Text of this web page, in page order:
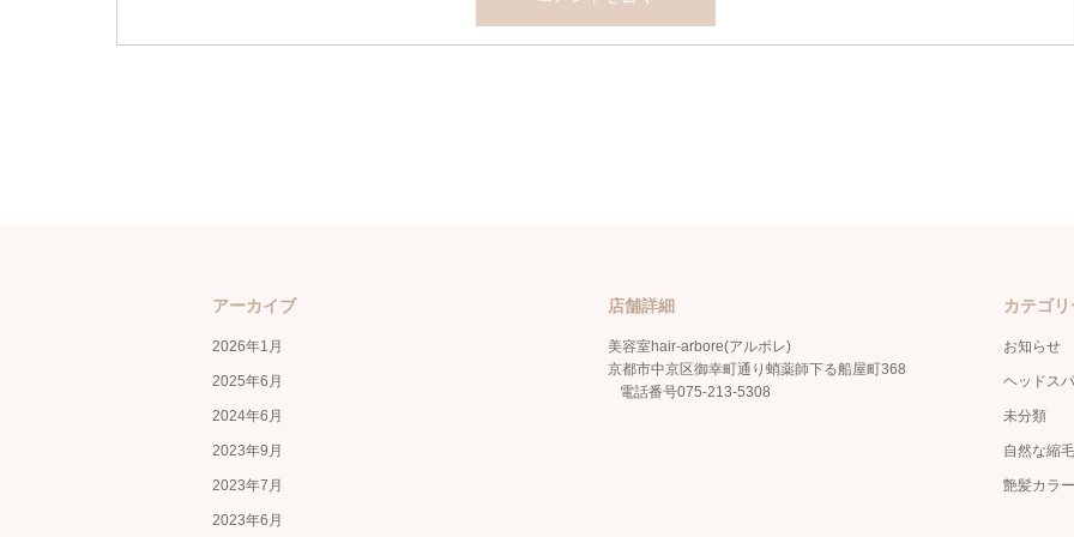
アーカイブ
2026年1月
2025年6月
2024年6月
2023年9月
2023年7月
2023年6月
店舗詳細
美容室hair-arbore(アルボレ)
京都市中京区御幸町通り蛸薬師下る船屋町368
電話番号075-213-5308
カテゴリ
お知らせ
ヘッドスパ
未分類
自然な縮
艶髪カラー